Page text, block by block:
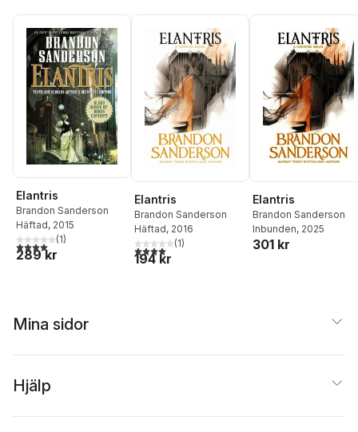
Elantris
Brandon Sanderson
Häftad, 2015
4,0utav 5 stjärnor. Totalt antal röster:
(1)
289 kr
Elantris
Brandon Sanderson
Häftad, 2016
4,0utav 5 stjärnor. Totalt antal röster:
(1)
194 kr
Elantris
Brandon Sanderson
Inbunden, 2025
301 kr
Mina sidor
Hjälp